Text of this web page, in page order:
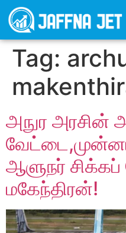
Tag:
அநுர அரசின்
ஆளுநர்
மகேந்திரன்!